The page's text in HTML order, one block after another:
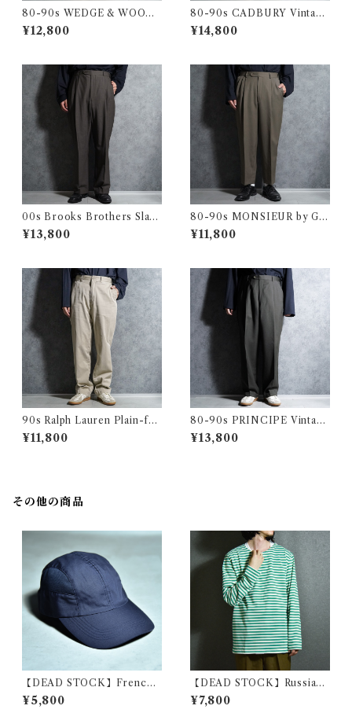
80-90s WEDGE & WOOD
Vintage Slacks Wool Trous
ers Made in USA ウェッジ&
製 103
¥12,800
80-90s CADBURY Vintage
Slacks Wool Trousers Mad
e in USA キャドバリー ヴィ
¥14,800
00s Brooks Brothers Slack
s Wool Trousers Houndsto
oth ブルックス・ブラザーズ
¥13,800
80-90s MONSIEUR by GI
VENCHY Vintage Slacks W
ool Trousers Made in USA
アメリカ製
¥11,800
90s Ralph Lauren Plain-fro
nt Chino Trousers PROSP
ECT PANTS Beige ラルフロ
¥11,800
80-90s PRINCIPE Vintage
Slacks Wool Trousers Mad
e in Italy プリンシペ ヴィン
¥13,800
その他の商品
【DEAD STOCK】French
Navy Cap フランス 海軍 キャ
ップ ジェットキャップ
¥5,800
【DEAD STOCK】Russian
Army Border Long Sleeve
T-shirts ロシア軍 ボーダー
¥7,800